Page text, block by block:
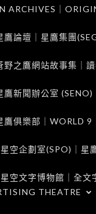
ARCHIVES｜
鷹論壇｜星鷹集團
野之鷹網站故事集｜
鷹新聞辦公室 (SENO)
鷹俱樂部｜WORLD 9
空企劃室(SPO)｜星
空文字博物館｜全
THEATRE